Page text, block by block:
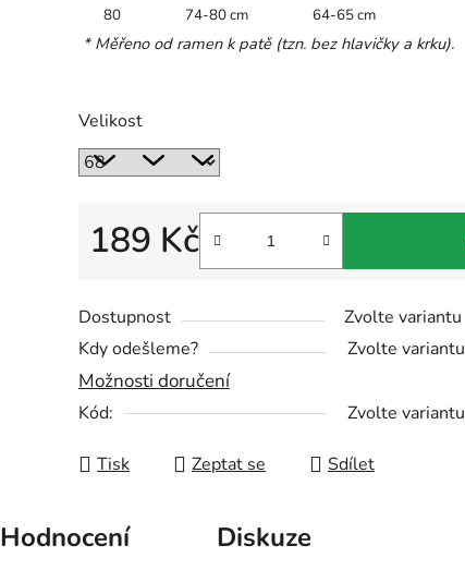
hvězdiček.
80
74-80 cm 64-65 cm
* Měřeno od ramen k patě (tzn. bez hlavičky a krku).
Velikost
Dostupnost
Zvolte variantu
Kdy odešleme?
Zvolte variantu
Možnosti doručení
Kód: Zvolte variantu
189 Kč
Tisk Zeptat se Sdílet
Hodnocení Diskuze